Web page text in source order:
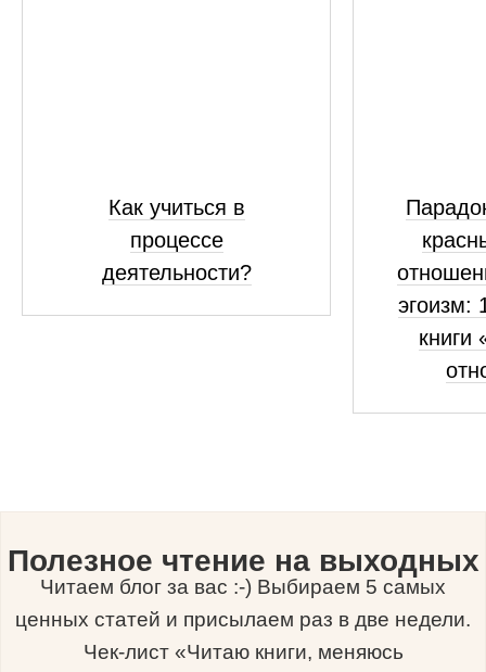
Как учиться в
процессе
деятельности?
эгоизм:
книги
Полезное чтение на выходных
Читаем блог за вас :-) Выбираем 5 самых
ценных статей и присылаем раз в две недели.
Чек-лист «Читаю книги, меняюсь